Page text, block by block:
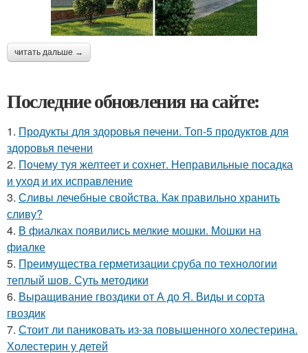
читать дальше →
Последние обновления на сайте:
1. Продукты для здоровья печени. Топ-5 продуктов для
здоровья печени
2. Почему туя желтеет и сохнет. Неправильные посадка
и уход и их исправление
3. Сливы лечебные свойства. Как правильно хранить
сливу?
4. В фиалках появились мелкие мошки. Мошки на
фиалке
5. Преимущества герметизации сруба по технологии
теплый шов. Суть методики
6. Выращивание гвоздики от А до Я. Виды и сорта
гвоздик
7. Стоит ли паниковать из-за повышенного холестерина.
Холестерин у детей